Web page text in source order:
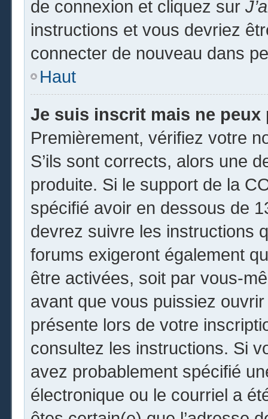
de connexion et cliquez sur
instructions et vous devriez
connecter de nouveau dans
Haut
Je suis inscrit mais ne peux
Premièrement, vérifiez votre
S’ils sont corrects, alors une
produite. Si le support de la
spécifié avoir en dessous de
devrez suivre les instructions
forums exigeront également
être activées, soit par vous-
avant que vous puissiez
présente lors de votre
consultez les instructions. Si
avez probablement spécifié
électronique ou le courriel a